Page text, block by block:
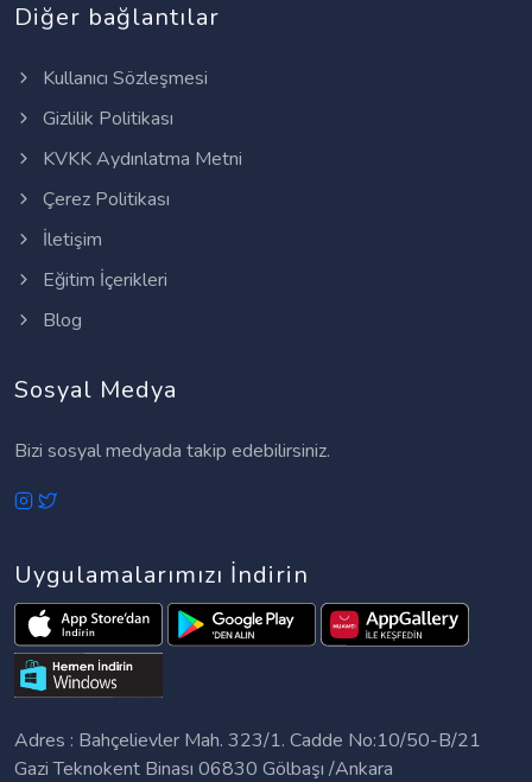
Diğer bağlantılar
Kullanıcı Sözleşmesi
Gizlilik Politikası
KVKK Aydınlatma Metni
Çerez Politikası
İletişim
Eğitim İçerikleri
Blog
Sosyal Medya
Bizi sosyal medyada takip edebilirsiniz.
Uygulamalarımızı İndirin
Adres : Bahçelievler Mah. 323/1. Cadde No:10/50-B/21
Gazi Teknokent Binası 06830 Gölbaşı /Ankara